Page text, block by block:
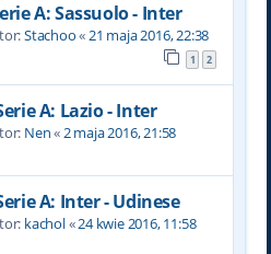
A: Sassuolo - Inter
Stachoo«21 maja 2016, 22:38
1 2
A: Lazio - Inter
Nen«2 maja 2016, 21:58
A: Inter - Udinese
kachol«24 kwie 2016, 11:58